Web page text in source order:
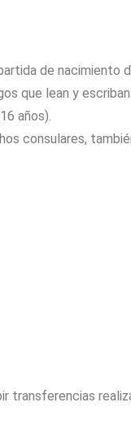
de nacimiento
que lean y
años).
consulares,
transferencias